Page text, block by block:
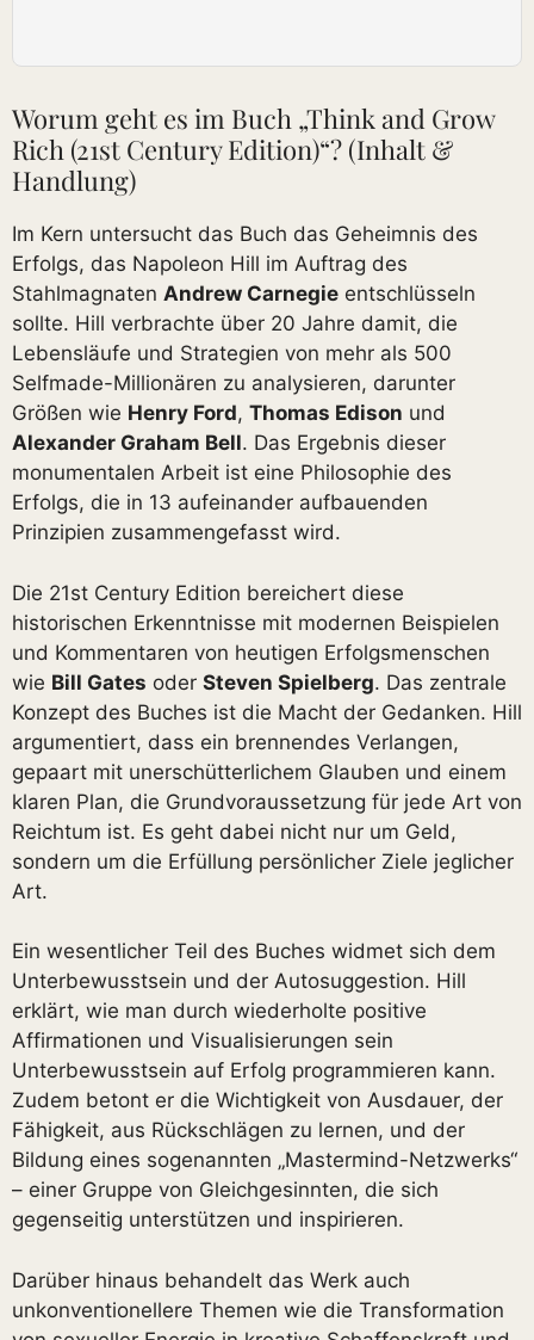
Worum geht es im Buch „Think and Grow
Rich (21st Century Edition)“? (Inhalt &
Handlung)
Im Kern untersucht das Buch das Geheimnis des
Erfolgs, das Napoleon Hill im Auftrag des
Stahlmagnaten Andrew Carnegie entschlüsseln
sollte. Hill verbrachte über 20 Jahre damit, die
Lebensläufe und Strategien von mehr als 500
Selfmade-Millionären zu analysieren, darunter
Größen wie Henry Ford, Thomas Edison und
Alexander Graham Bell. Das Ergebnis dieser
monumentalen Arbeit ist eine Philosophie des
Erfolgs, die in 13 aufeinander aufbauenden
Prinzipien zusammengefasst wird.
Die 21st Century Edition bereichert diese
historischen Erkenntnisse mit modernen Beispielen
und Kommentaren von heutigen Erfolgsmenschen
wie Bill Gates oder Steven Spielberg. Das zentrale
Konzept des Buches ist die Macht der Gedanken. Hill
argumentiert, dass ein brennendes Verlangen,
gepaart mit unerschütterlichem Glauben und einem
klaren Plan, die Grundvoraussetzung für jede Art von
Reichtum ist. Es geht dabei nicht nur um Geld,
sondern um die Erfüllung persönlicher Ziele jeglicher
Art.
Ein wesentlicher Teil des Buches widmet sich dem
Unterbewusstsein und der Autosuggestion. Hill
erklärt, wie man durch wiederholte positive
Affirmationen und Visualisierungen sein
Unterbewusstsein auf Erfolg programmieren kann.
Zudem betont er die Wichtigkeit von Ausdauer, der
Fähigkeit, aus Rückschlägen zu lernen, und der
Bildung eines sogenannten „Mastermind-Netzwerks“
– einer Gruppe von Gleichgesinnten, die sich
gegenseitig unterstützen und inspirieren.
Darüber hinaus behandelt das Werk auch
unkonventionellere Themen wie die Transformation